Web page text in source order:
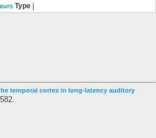
Type
temporal cortex in long-latency auditory